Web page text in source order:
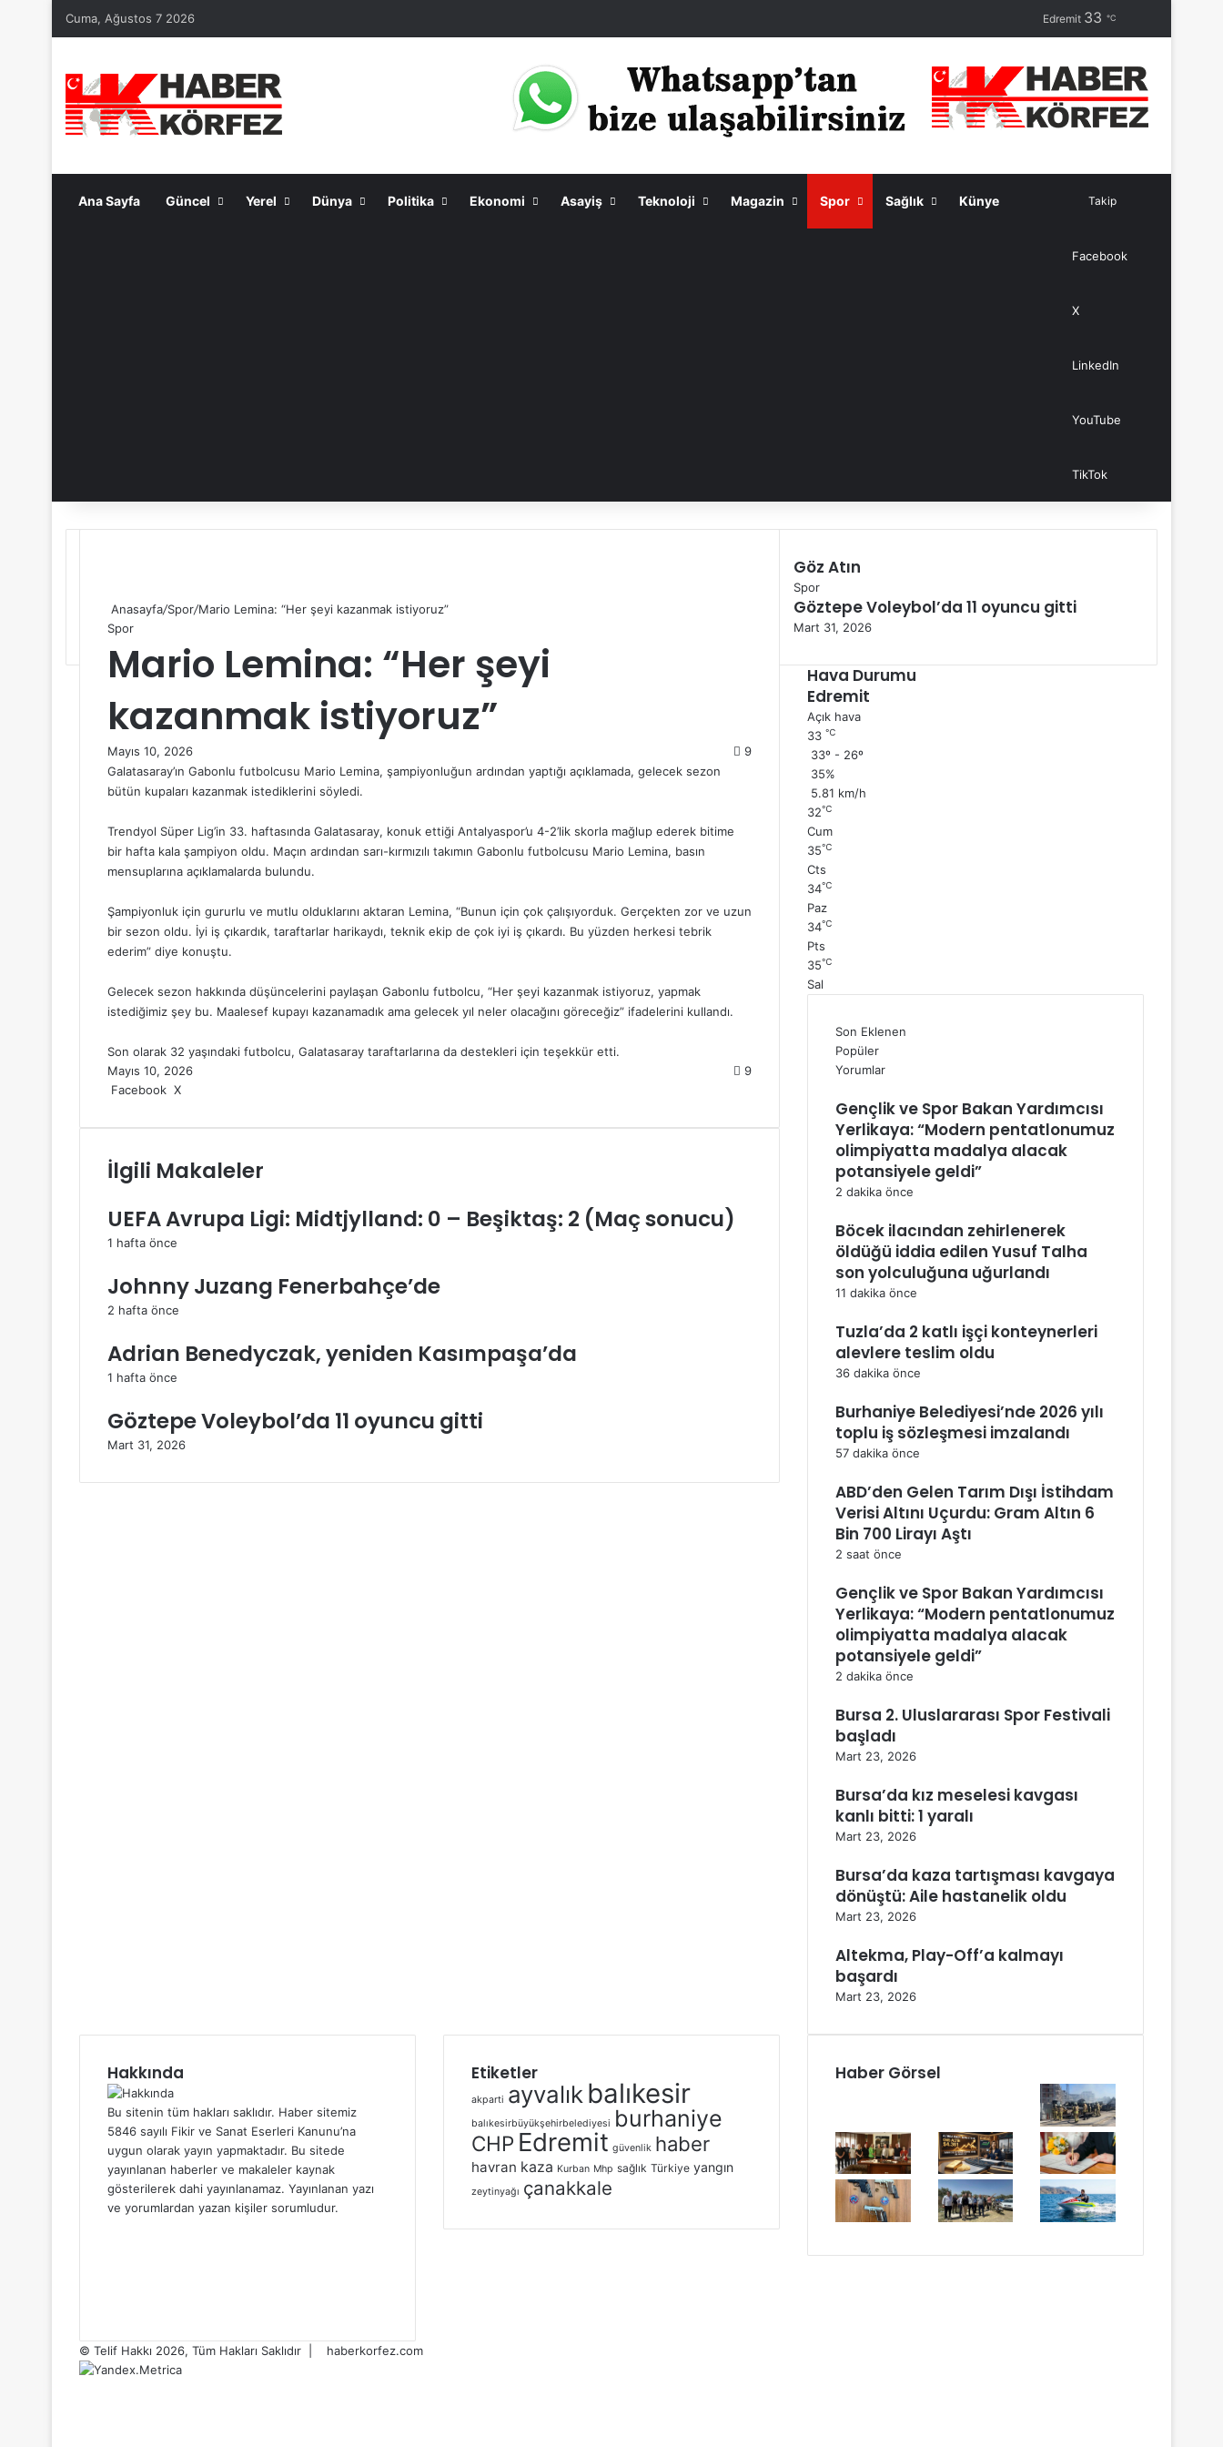
Cuma, Ağustos 7 2026 Edremit 33 ℃
Ana Sayfa Güncel Yerel Dünya Politika Ekonomi Asayiş Teknoloji Magazin Spor Sağlık Künye Takip
Facebook
X
LinkedIn
YouTube
TikTok
Anasayfa/Spor/Mario Lemina: “Her şeyi kazanmak istiyoruz”
Spor
Mario Lemina: “Her şeyi
kazanmak istiyoruz”
Mayıs 10, 2026
9
Galatasaray’ın Gabonlu futbolcusu Mario Lemina, şampiyonluğun ardından yaptığı açıklamada, gelecek sezon
bütün kupaları kazanmak istediklerini söyledi.
Trendyol Süper Lig’in 33. haftasında Galatasaray, konuk ettiği Antalyaspor’u 4-2’lik skorla mağlup ederek bitime
bir hafta kala şampiyon oldu. Maçın ardından sarı-kırmızılı takımın Gabonlu futbolcusu Mario Lemina, basın
mensuplarına açıklamalarda bulundu.
Şampiyonluk için gururlu ve mutlu olduklarını aktaran Lemina, “Bunun için çok çalışıyorduk. Gerçekten zor ve uzun
bir sezon oldu. İyi iş çıkardık, taraftarlar harikaydı, teknik ekip de çok iyi iş çıkardı. Bu yüzden herkesi tebrik
ederim” diye konuştu.
Gelecek sezon hakkında düşüncelerini paylaşan Gabonlu futbolcu, “Her şeyi kazanmak istiyoruz, yapmak
istediğimiz şey bu. Maalesef kupayı kazanamadık ama gelecek yıl neler olacağını göreceğiz” ifadelerini kullandı.
Son olarak 32 yaşındaki futbolcu, Galatasaray taraftarlarına da destekleri için teşekkür etti.
Mayıs 10, 2026
9
Facebook X
n
e
n
m
l
n
e
s
d
i
o
t
t
P
s
i
p
a
z
ı
İlgili Makaleler
UEFA Avrupa Ligi: Midtjylland: 0 – Beşiktaş: 2 (Maç sonucu)
1 hafta önce
Johnny Juzang Fenerbahçe’de
2 hafta önce
Adrian Benedyczak, yeniden Kasımpaşa’da
1 hafta önce
Göztepe Voleybol’da 11 oyuncu gitti
Mart 31, 2026
Göz Atın
K
a
p
l
Spor
Göztepe Voleybol’da 11 oyuncu gitti
Mart 31, 2026
Hava Durumu
Edremit
Açık hava
33 ℃
33º - 26º
35%
5.81 km/h
32℃
Cum
35℃
Cts
34℃
Paz
34℃
Pts
35℃
Sal
Son Eklenen
Popüler
Yorumlar
Gençlik ve Spor Bakan Yardımcısı
Yerlikaya: “Modern pentatlonumuz
olimpiyatta madalya alacak
potansiyele geldi”
2 dakika önce
Böcek ilacından zehirlenerek
öldüğü iddia edilen Yusuf Talha
son yolculuğuna uğurlandı
11 dakika önce
Tuzla’da 2 katlı işçi konteynerleri
alevlere teslim oldu
36 dakika önce
Burhaniye Belediyesi’nde 2026 yılı
toplu iş sözleşmesi imzalandı
57 dakika önce
ABD’den Gelen Tarım Dışı İstihdam
Verisi Altını Uçurdu: Gram Altın 6
Bin 700 Lirayı Aştı
2 saat önce
Gençlik ve Spor Bakan Yardımcısı
Yerlikaya: “Modern pentatlonumuz
olimpiyatta madalya alacak
potansiyele geldi”
2 dakika önce
Bursa 2. Uluslararası Spor Festivali
başladı
Mart 23, 2026
Bursa’da kız meselesi kavgası
kanlı bitti: 1 yaralı
Mart 23, 2026
Bursa’da kaza tartışması kavgaya
dönüştü: Aile hastanelik oldu
Mart 23, 2026
Altekma, Play-Off’a kalmayı
başardı
Mart 23, 2026
Hakkında
Bu sitenin tüm hakları saklıdır. Haber sitemiz
5846 sayılı Fikir ve Sanat Eserleri Kanunu’na
uygun olarak yayın yapmaktadır. Bu sitede
yayınlanan haberler ve makaleler kaynak
gösterilerek dahi yayınlanamaz. Yayınlanan yazı
ve yorumlardan yazan kişiler sorumludur.
Etiketler
akparti ayvalık balıkesir
balıkesirbüyükşehirbelediyesi burhaniye
CHP Edremit güvenlik haber
havran kaza Kurban Mhp sağlık Türkiye yangın
zeytinyağı çanakkale
Haber Görsel
© Telif Hakkı 2026, Tüm Hakları Saklıdır | haberkorfez.com